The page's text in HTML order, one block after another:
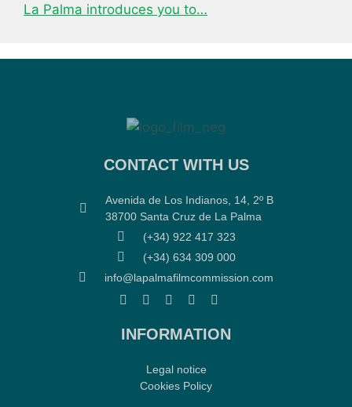
La Palma introduces you to…
CONTACT WITH US
Avenida de Los Indianos, 14, 2º B
38700 Santa Cruz de La Palma
(+34) 922 417 323
(+34) 634 309 000
info@lapalmafilmcommission.com
INFORMATION
Legal notice
Cookies Policy